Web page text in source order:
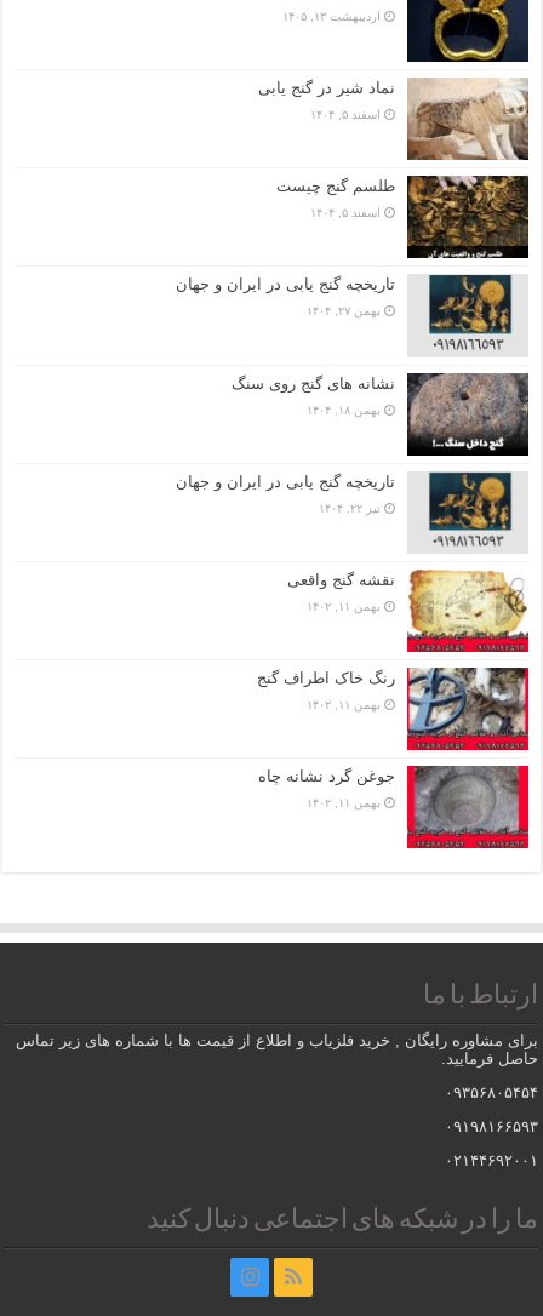
اردیبهشت ۱۳, ۱۴۰۵
نماد شیر در گنج یابی
اسفند ۵, ۱۴۰۴
طلسم گنج چیست
اسفند ۵, ۱۴۰۴
تاریخچه گنج‌ یابی در ایران و جهان
بهمن ۲۷, ۱۴۰۴
نشانه های گنج روی سنگ
بهمن ۱۸, ۱۴۰۴
تاریخچه گنج‌ یابی در ایران و جهان
تیر ۲۲, ۱۴۰۴
نقشه گنج واقعی
بهمن ۱۱, ۱۴۰۲
رنگ خاک اطراف گنج
بهمن ۱۱, ۱۴۰۲
جوغن گرد نشانه چاه
بهمن ۱۱, ۱۴۰۲
ارتباط با ما
برای مشاوره رایگان , خرید فلزیاب و اطلاع از قیمت ها با شماره های زیر تماس
حاصل فرمایید.
۰۹۳۵۶۸۰۵۴۵۴
۰۹۱۹۸۱۶۶۵۹۳
۰۲۱۴۴۶۹۲۰۰۱
ما را در شبکه های اجتماعی دنبال کنید